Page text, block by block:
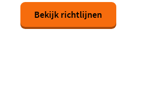
Bekijk richtlijnen